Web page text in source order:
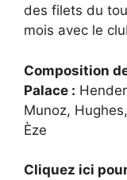
des filets du
mois avec le
Composition
Palace :
Munoz,
Èze
Cliquez ici